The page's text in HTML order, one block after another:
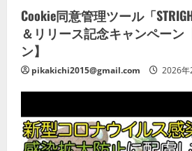
Cookie同意管理ツール「
＆リリース記念キャンペーン
ン】
pikakichi2015@gmail.com 2026年